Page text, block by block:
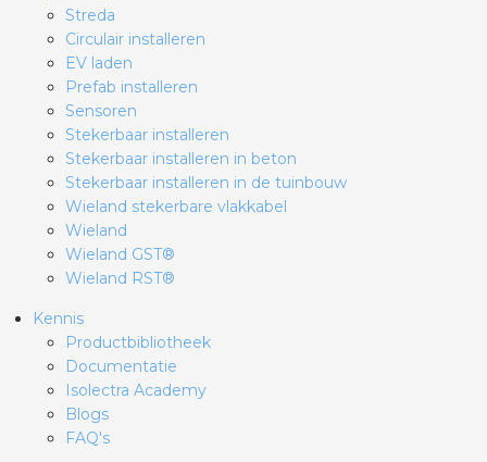
Streda
Circulair installeren
EV laden
Prefab installeren
Sensoren
Stekerbaar installeren
Stekerbaar installeren in beton
Stekerbaar installeren in de tuinbouw
Wieland stekerbare vlakkabel
Wieland
Wieland GST®
Wieland RST®
Kennis
Productbibliotheek
Documentatie
Isolectra Academy
Blogs
FAQ's